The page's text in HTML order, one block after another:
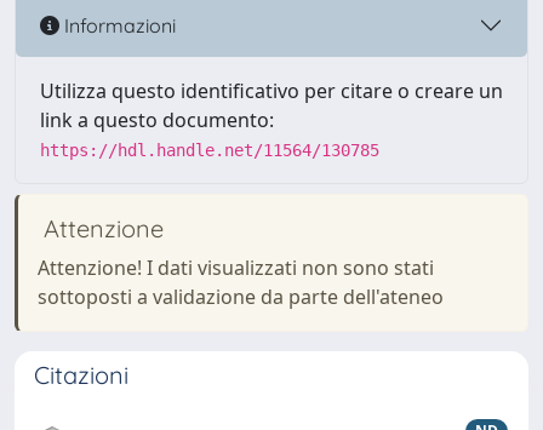
Informazioni
Utilizza questo identificativo per citare o creare un
link a questo documento:
https://hdl.handle.net/11564/130785
Attenzione
Attenzione! I dati visualizzati non sono stati
sottoposti a validazione da parte dell'ateneo
Citazioni